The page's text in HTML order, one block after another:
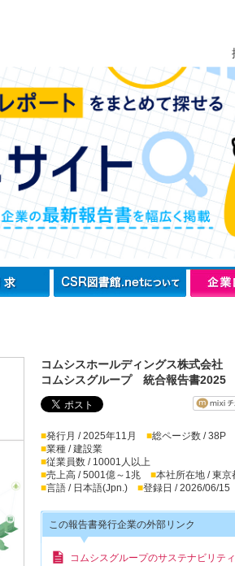
コムシスホールディングス株式会社
コムシスグループ 統合報告書2025
■発行月 / 2025年11月 ■総ページ数 / 38P
■業種 / 建設業
■従業員数 / 10001人以上
■売上高 / 5001億～1兆 ■本社所在地 / 東京
■言語 / 日本語(Jpn.) ■登録日 / 2026/06/15
この報告書発行企業の外部リンク
コムシスグループのサステナビリティ